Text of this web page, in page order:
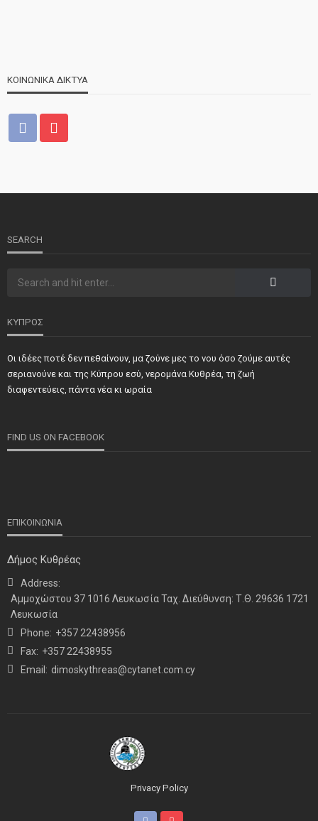
ΣΗΜΑΝΤΙΚΑ ΤΕΛΕΥΤΑΙΑ ΝΕΑ
Τιμήθηκαν και φέτος προσωπικότητες και φορείς των
ΝΕΑ ΤΕΛΕΥΤΑΙΑ ΝΕΑ
Η παρουσία μας στο 41ο Συνέδριο της ΠΣΕΚΑ στην
Ουάσινγκτον
ΚΟΙΝΩΝΙΚΑ ΔΙΚΤΥΑ
SEARCH
ΚΥΠΡΟΣ
Οι ιδέες ποτέ δεν πεθαίνουν, μα ζούνε μες το νου όσο ζούμε αυτές
σεριανούνε και της Κύπρου εσύ, νερομάνα Κυθρέα, τη ζωή
διαφεντεύεις, πάντα νέα κι ωραία
FIND US ON FACEBOOK
ΕΠΙΚΟΙΝΩΝΙΑ
Δήμος Κυθρέας
Address:
Αμμοχώστου 37 1016 Λευκωσία Ταχ. Διεύθυνση: Τ.Θ. 29636 1721
Λευκωσία
Phone: +357 22438956
Fax: +357 22438955
Email: dimoskythreas@cytanet.com.cy
Privacy Policy